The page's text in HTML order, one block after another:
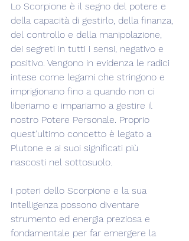
Lo Scorpione è il segno del potere e
della capacità di gestirlo, della finanza,
del controllo e della manipolazione,
dei segreti in tutti i sensi, negativo e
positivo. Vengono in evidenza le radici
intese come legami che stringono e
imprigionano fino a quando non ci
liberiamo e impariamo a gestire il
nostro Potere Personale. Proprio
quest'ultimo concetto è legato a
Plutone e ai suoi significati più
nascosti nel sottosuolo.
I poteri dello Scorpione e la sua
intelligenza possono diventare
strumento ed energia preziosa e
fondamentale per far emergere la